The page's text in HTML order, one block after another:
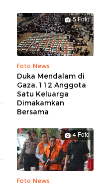
5 Foto
Foto News
Duka Mendalam di
Gaza, 112 Anggota
Satu Keluarga
Dimakamkan
Bersama
4 Foto
Foto News